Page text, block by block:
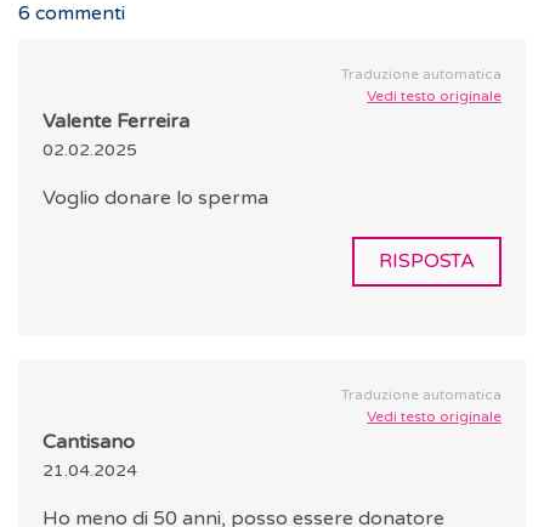
6 commenti
Traduzione automatica
Vedi testo originale
Valente Ferreira
02.02.2025
Voglio donare lo sperma
RISPOSTA
Traduzione automatica
Vedi testo originale
Cantisano
21.04.2024
Ho meno di 50 anni, posso essere donatore